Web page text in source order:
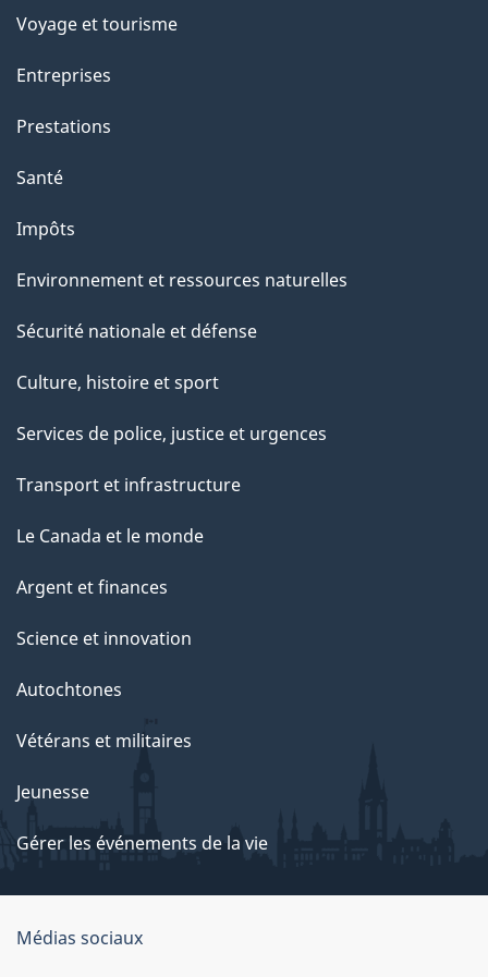
a
g
"
Voyage et tourisme
Entreprises
Prestations
Santé
Impôts
Environnement et ressources naturelles
Sécurité nationale et défense
Culture, histoire et sport
Services de police, justice et urgences
Transport et infrastructure
Le Canada et le monde
Argent et finances
Science et innovation
Autochtones
Vétérans et militaires
Jeunesse
Gérer les événements de la vie
Organisation
Médias sociaux